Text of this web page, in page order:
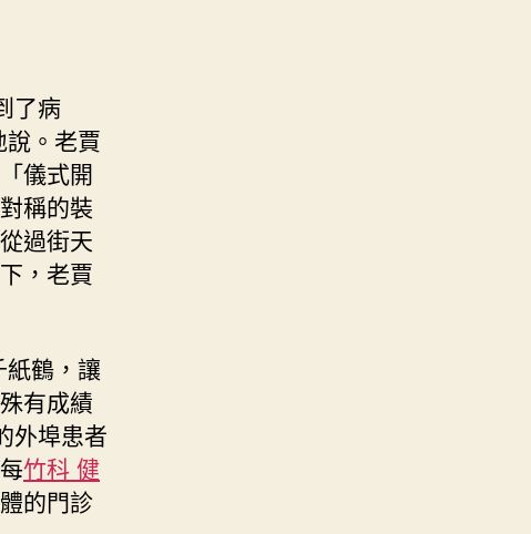
了病
。老賈
儀式開
稱的裝
過街天
，老賈
紙鶴，讓
有成績
外埠患者
竹科 健
的門診